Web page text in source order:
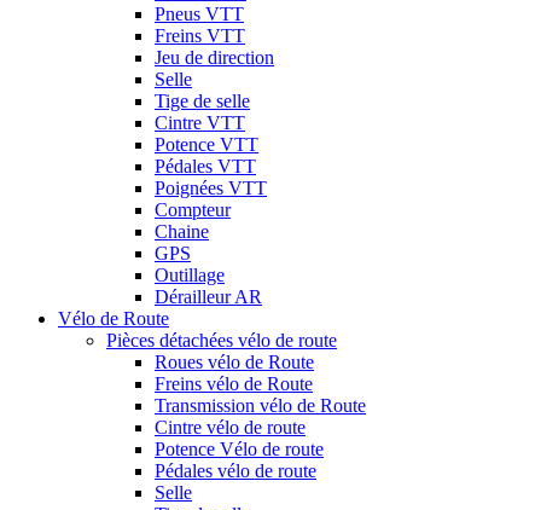
Pneus VTT
Freins VTT
Jeu de direction
Selle
Tige de selle
Cintre VTT
Potence VTT
Pédales VTT
Poignées VTT
Compteur
Chaine
GPS
Outillage
Dérailleur AR
Vélo de Route
Pièces détachées vélo de route
Roues vélo de Route
Freins vélo de Route
Transmission vélo de Route
Cintre vélo de route
Potence Vélo de route
Pédales vélo de route
Selle